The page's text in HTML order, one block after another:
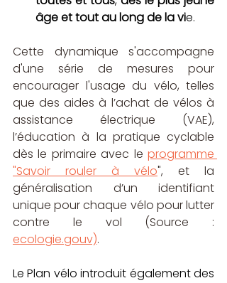
âge et tout au long de la vie.
Cette dynamique s'accompagne
d'une série de mesures pour
encourager l'usage du vélo, telles
que des aides à l’achat de vélos à
assistance électrique (VAE),
l’éducation à la pratique cyclable
dès le primaire avec le programme
"Savoir rouler à vélo", et la
généralisation d’un identifiant
unique pour chaque vélo pour lutter
ecologie.gouv).
Le Plan vélo introduit également des